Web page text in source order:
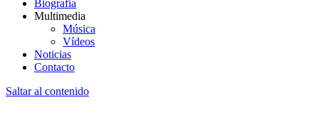
Biografia
Multimedia
Música
Vídeos
Noticias
Contacto
Saltar al contenido